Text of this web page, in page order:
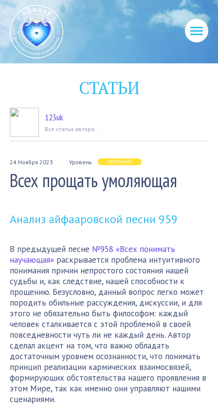
СТАТЬИ
123uk
Вcе статьи автора...
24 Ноября 2023 Уровень НАЧАЛЬНЫЙ
Всех прощать умоляющая
Анализ айфааровской песни 959
В предыдущей песне №958 «Всех понимать
научающая» раскрывается проблема интуитивного
понимания причин непростого состояния нашей
судьбы и, как следствие, нашей способности к
прощению. Безусловно, данный вопрос легко может
породить обильные рассуждения, дискуссии, и для
этого не обязательно быть философом: каждый
человек сталкивается с этой проблемой в своей
повседневности чуть ли не каждый день. Автор
сделал акцент на том, что важно обладать
достаточным уровнем осознанности, что понимать
принцип реализации кармических взаимосвязей,
формирующих обстоятельства нашего проявления в
этом Мире, так как именно они управляют нашими
сценариями.